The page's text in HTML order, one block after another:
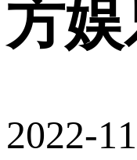
方
2022-